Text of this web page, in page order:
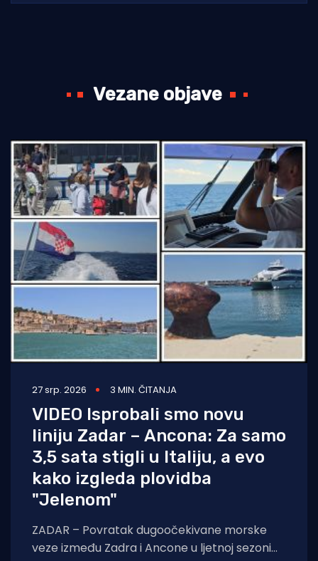
Vezane objave
27 srp. 2026 3 MIN. ČITANJA
VIDEO Isprobali smo novu
liniju Zadar – Ancona: Za samo
3,5 sata stigli u Italiju, a evo
kako izgleda plovidba
"Jelenom"
ZADAR – Povratak dugoočekivane morske
veze između Zadra i Ancone u ljetnoj sezoni